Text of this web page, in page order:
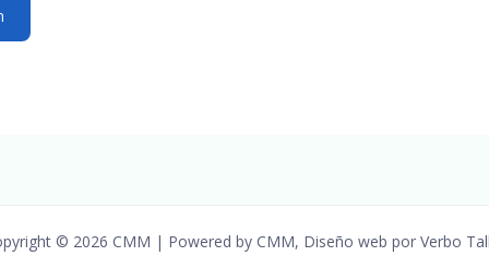
© 2026 CMM | Powered by CMM, Diseño web por Verbo